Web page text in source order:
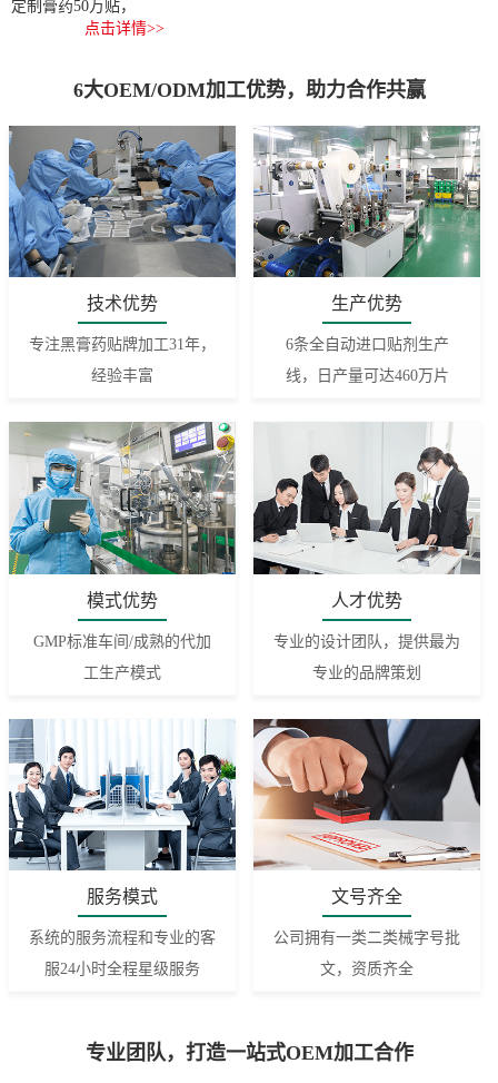
定制膏药50万贴，
点击详情>>
6大OEM/ODM加工优势，助力合作共赢
技术优势
专注黑膏药贴牌加工31年，
经验丰富
生产优势
6条全自动进口贴剂生产
线，日产量可达460万片
模式优势
GMP标准车间/成熟的代加
工生产模式
人才优势
专业的设计团队，提供最为
专业的品牌策划
服务模式
系统的服务流程和专业的客
服24小时全程星级服务
文号齐全
公司拥有一类二类械字号批
文，资质齐全
专业团队，打造一站式OEM加工合作